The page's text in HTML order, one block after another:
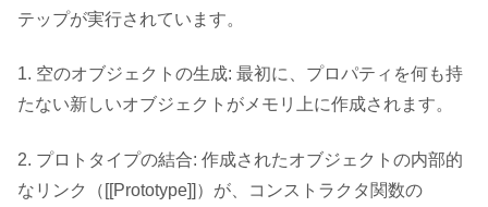
テップが実行されています。
1. 空のオブジェクトの生成: 最初に、プロパティを何も持
たない新しいオブジェクトがメモリ上に作成されます。
2. プロトタイプの結合: 作成されたオブジェクトの内部的
なリンク（[[Prototype]]）が、コンストラクタ関数の